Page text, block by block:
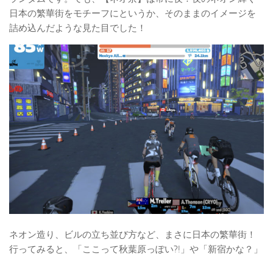
日本の繁華街をモチーフにというか、そのままのイメージを
詰め込んだような見た目でした！
ネオン造り、ビルの立ち並び方など、まさに日本の繁華街！
行ってみると、「ここって秋葉原っぽい?!」や「新宿かな？」